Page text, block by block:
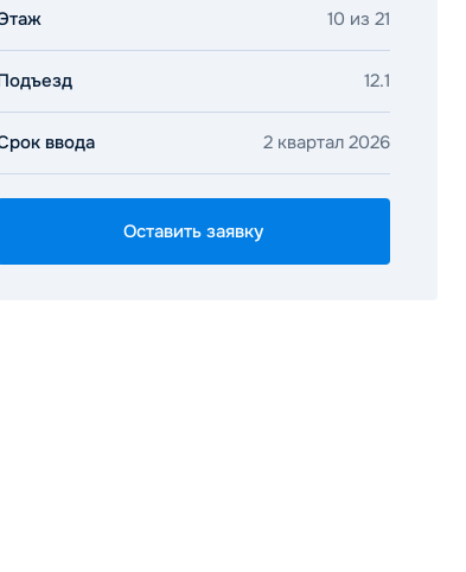
10 из 21
12.1
ввода 2 квартал 2026
Оставить заявку